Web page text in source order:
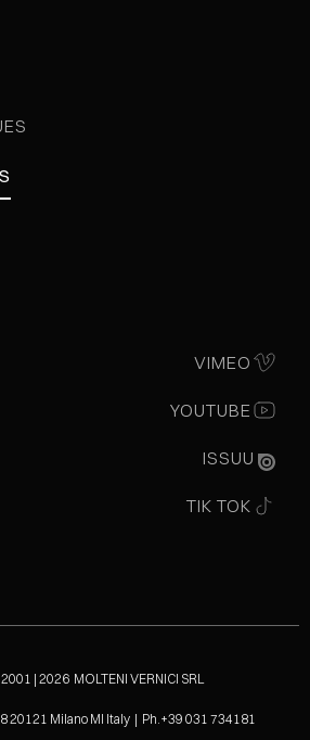
VIMEO
YOUTUBE
ISSUU
TIK TOK
| 2026 MOLTENI VERNICI SRL
20121 Milano MI Italy | Ph.+39 031 734181